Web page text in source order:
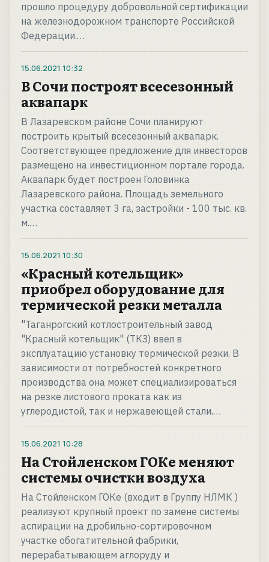
прошло процедуру добровольной сертификации
на железнодорожном транспорте Российской
Федерации.…
15.06.2021 10:32
В Сочи построят всесезонный
аквапарк
В Лазаревском районе Сочи планируют
построить крытый всесезонный аквапарк.
Соответствующее предложение для инвесторов
размещено на инвестиционном портале города.
Аквапарк будет построен Головинка
Лазаревского района. Площадь земельного
участка составляет 3 га, застройки - 100 тыс. кв.
м.…
15.06.2021 10:30
«Красный котельщик»
приобрел оборудование для
термической резки металла
"Таганрогский котлостроительный завод
"Красный котельщик" (ТКЗ) ввел в
эксплуатацию установку термической резки. В
зависимости от потребностей конкретного
производства она может специализироваться
на резке листового проката как из
углеродистой, так и нержавеющей стали.…
15.06.2021 10:28
На Стойленском ГОКе меняют
системы очистки воздуха
На Стойленском ГОКе (входит в Группу НЛМК )
реализуют крупный проект по замене системы
аспирации на дробильно-сортировочном
участке обогатительной фабрики,
перерабатывающем аглоруду и